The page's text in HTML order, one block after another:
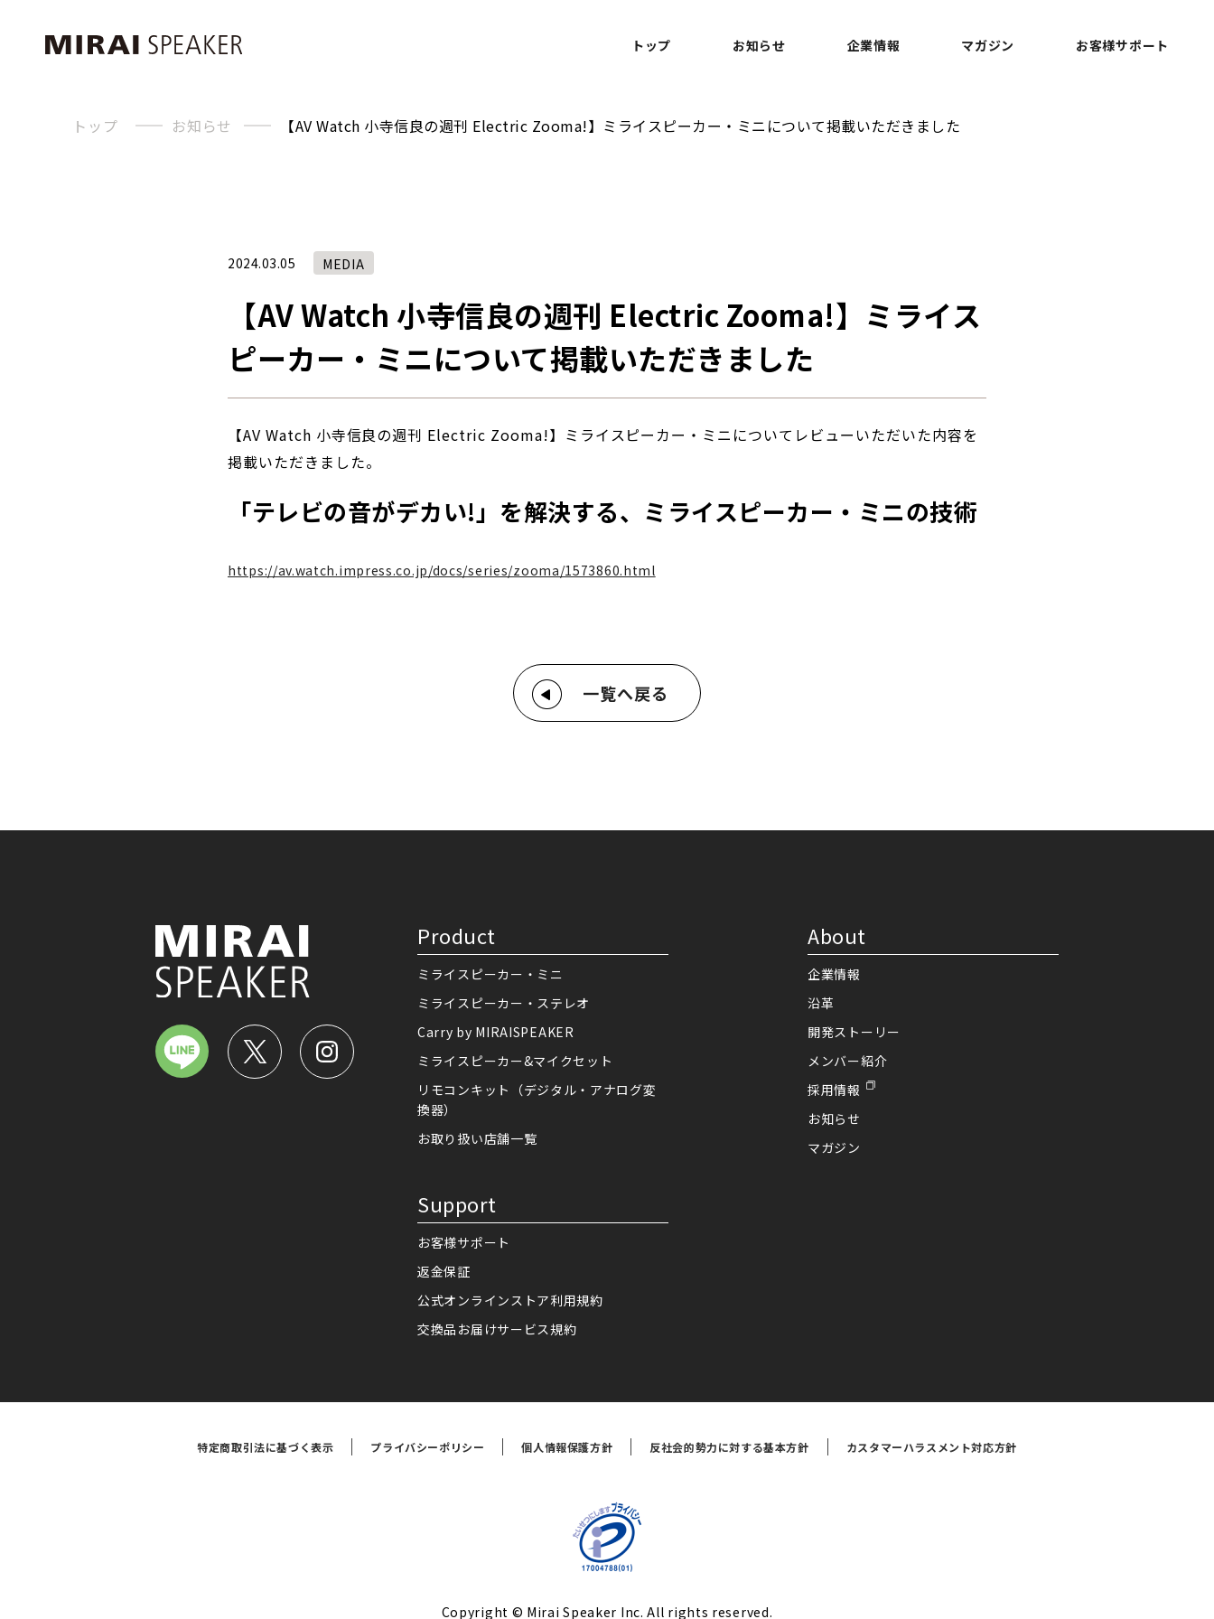
トップ お知らせ 企業情報 マガジン お客様サポート
トップ お知らせ 【AV Watch 小寺信良の週刊 Electric Zooma!】ミライスピーカー・ミニについて掲載いただきました
2024.03.05 MEDIA
【AV Watch 小寺信良の週刊 Electric Zooma!】ミライス
ピーカー・ミニについて掲載いただきました
【AV Watch 小寺信良の週刊 Electric Zooma!】ミライスピーカー・ミニについてレビューいただいた内容を
掲載いただきました。
「テレビの音がデカい!」を解決する、ミライスピーカー・ミニの技術
https://av.watch.impress.co.jp/docs/series/zooma/1573860.html
一覧へ戻る
Product
ミライスピーカー・ミニ
ミライスピーカー・ステレオ
Carry by MIRAISPEAKER
ミライスピーカー&マイクセット
リモコンキット（デジタル・アナログ変
換器）
お取り扱い店舗一覧
Support
お客様サポート
返金保証
公式オンラインストア利用規約
交換品お届けサービス規約
About
企業情報
沿革
開発ストーリー
メンバー紹介
採用情報
お知らせ
マガジン
特定商取引法に基づく表示 プライバシーポリシー 個人情報保護方針 反社会的勢力に対する基本方針 カスタマーハラスメント対応方針
Copyright © Mirai Speaker Inc. All rights reserved.